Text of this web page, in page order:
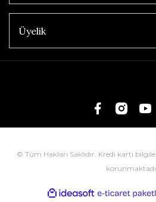
Üyelik
© Tüm Hakları Saklıdır. Kredi kartı
ideasoft